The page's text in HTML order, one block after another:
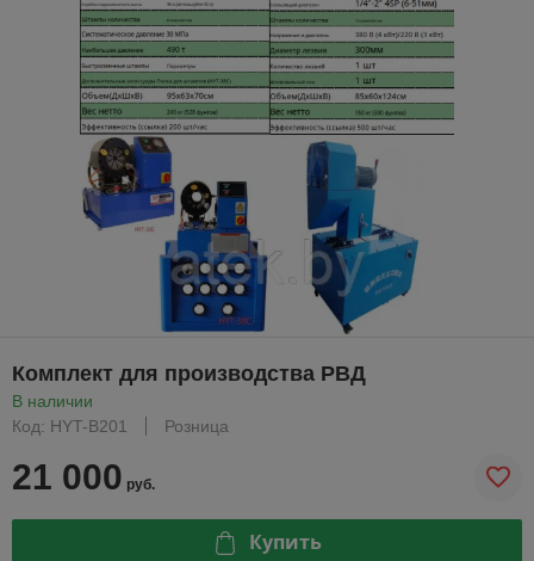
Комплект для производства РВД
В наличии
Код: HYT-B201
Розница
21 000 руб.
Купить